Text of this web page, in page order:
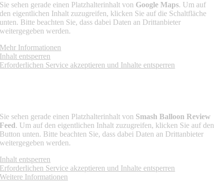
Sie sehen gerade einen Platzhalterinhalt von Google Maps. Um auf
den eigentlichen Inhalt zuzugreifen, klicken Sie auf die Schaltfläche
unten. Bitte beachten Sie, dass dabei Daten an Drittanbieter
weitergegeben werden.
Mehr Informationen
Inhalt entsperren
Erforderlichen Service akzeptieren und Inhalte entsperren
Sie sehen gerade einen Platzhalterinhalt von Smash Balloon Review
Feed. Um auf den eigentlichen Inhalt zuzugreifen, klicken Sie auf den
Button unten. Bitte beachten Sie, dass dabei Daten an Drittanbieter
weitergegeben werden.
Inhalt entsperren
Erforderlichen Service akzeptieren und Inhalte entsperren
Weitere Informationen